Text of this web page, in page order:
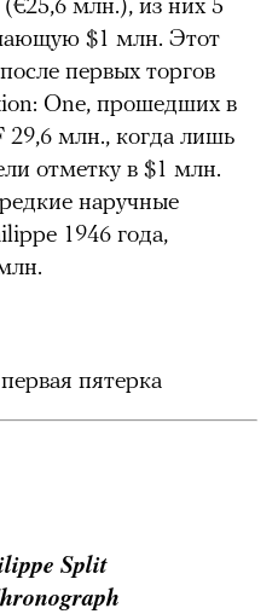
$1 млн. Этот
первых торгов
One, прошедших в
млн., когда лишь
отметку в $1 млн.
наручные
1946 года,
пятерка
Split